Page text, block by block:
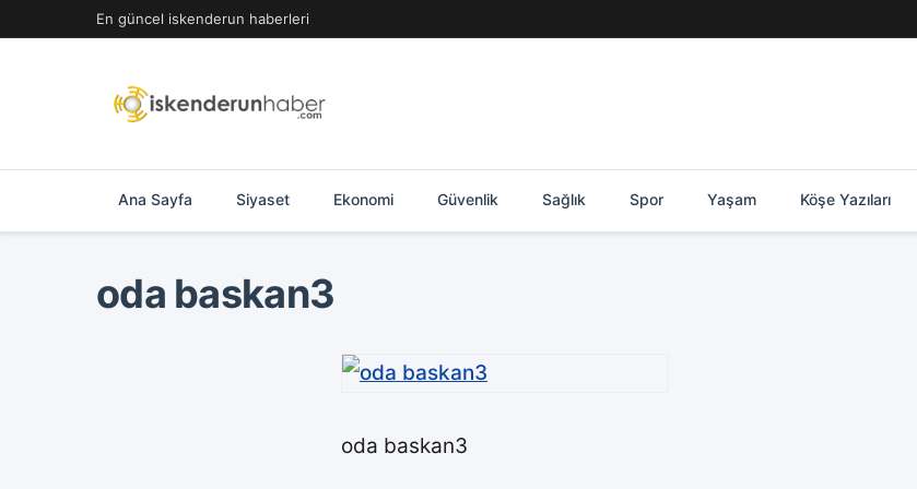
geç
En güncel iskenderun haberleri
Ana Sayfa Siyaset Ekonomi Güvenlik Sağlık Spor Yaşam Köşe Yazıları
oda baskan3
oda baskan3